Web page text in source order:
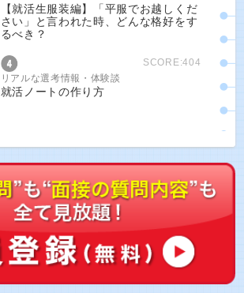
【就活生服装編】「平服でお越しくだ
さい」と言われた時、どんな格好をす
るべき？
SCORE:404
リアルな選考情報・体験談
就活ノートの作り方